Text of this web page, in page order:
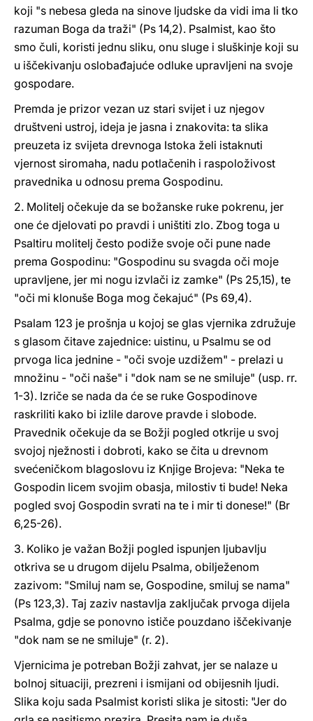
koji "s nebesa gleda na sinove ljudske da vidi ima li tko
razuman Boga da traži" (Ps 14,2). Psalmist, kao što
smo čuli, koristi jednu sliku, onu sluge i sluškinje koji su
u iščekivanju oslobađajuće odluke upravljeni na svoje
gospodare.
Premda je prizor vezan uz stari svijet i uz njegov
društveni ustroj, ideja je jasna i znakovita: ta slika
preuzeta iz svijeta drevnoga Istoka želi istaknuti
vjernost siromaha, nadu potlačenih i raspoloživost
pravednika u odnosu prema Gospodinu.
2. Molitelj očekuje da se božanske ruke pokrenu, jer
one će djelovati po pravdi i uništiti zlo. Zbog toga u
Psaltiru molitelj često podiže svoje oči pune nade
prema Gospodinu: "Gospodinu su svagda oči moje
upravljene, jer mi nogu izvlači iz zamke" (Ps 25,15), te
"oči mi klonuše Boga mog čekajuć" (Ps 69,4).
Psalam 123 je prošnja u kojoj se glas vjernika združuje
s glasom čitave zajednice: uistinu, u Psalmu se od
prvoga lica jednine - "oči svoje uzdižem" - prelazi u
množinu - "oči naše" i "dok nam se ne smiluje" (usp. rr.
1-3). Izriče se nada da će se ruke Gospodinove
raskriliti kako bi izlile darove pravde i slobode.
Pravednik očekuje da se Božji pogled otkrije u svoj
svojoj nježnosti i dobroti, kako se čita u drevnom
svećeničkom blagoslovu iz Knjige Brojeva: "Neka te
Gospodin licem svojim obasja, milostiv ti bude! Neka
pogled svoj Gospodin svrati na te i mir ti donese!" (Br
6,25-26).
3. Koliko je važan Božji pogled ispunjen ljubavlju
otkriva se u drugom dijelu Psalma, obilježenom
zazivom: "Smiluj nam se, Gospodine, smiluj se nama"
(Ps 123,3). Taj zaziv nastavlja zaključak prvoga dijela
Psalma, gdje se ponovno ističe pouzdano iščekivanje
"dok nam se ne smiluje" (r. 2).
Vjernicima je potreban Božji zahvat, jer se nalaze u
bolnoj situaciji, prezreni i ismijani od obijesnih ljudi.
Slika koju sada Psalmist koristi slika je sitosti: "Jer do